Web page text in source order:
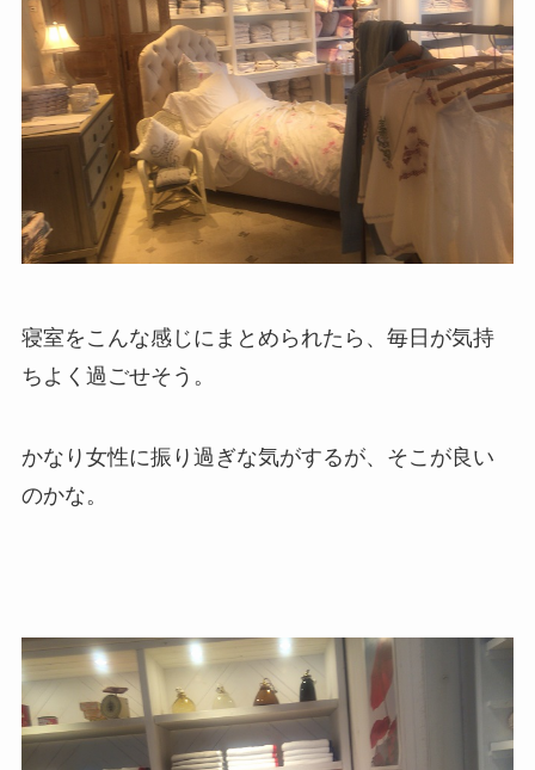
寝室をこんな感じにまとめられたら、毎日が気持
ちよく過ごせそう。
かなり女性に振り過ぎな気がするが、そこが良い
のかな。